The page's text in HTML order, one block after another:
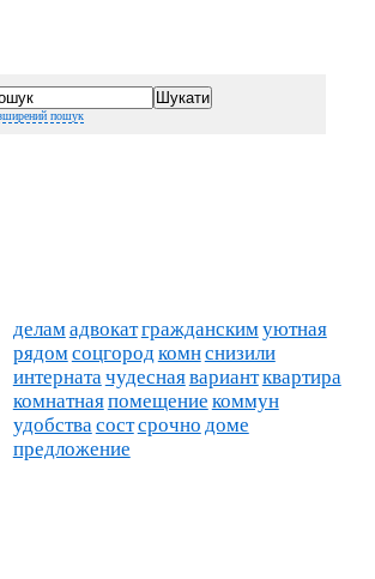
пошук
деламадвокатгражданскимуютная
рядомсоцгородкомнснизили
интернатачудеснаявариантквартира
комнатнаяпомещение коммун
удобствасостсрочно доме
предложение